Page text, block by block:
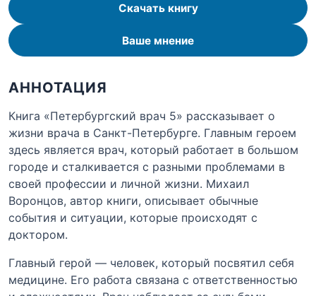
Скачать книгу
Ваше мнение
АННОТАЦИЯ
Книга «Петербургский врач 5» рассказывает о
жизни врача в Санкт-Петербурге. Главным героем
здесь является врач, который работает в большом
городе и сталкивается с разными проблемами в
своей профессии и личной жизни. Михаил
Воронцов, автор книги, описывает обычные
события и ситуации, которые происходят с
доктором.
Главный герой — человек, который посвятил себя
медицине. Его работа связана с ответственностью